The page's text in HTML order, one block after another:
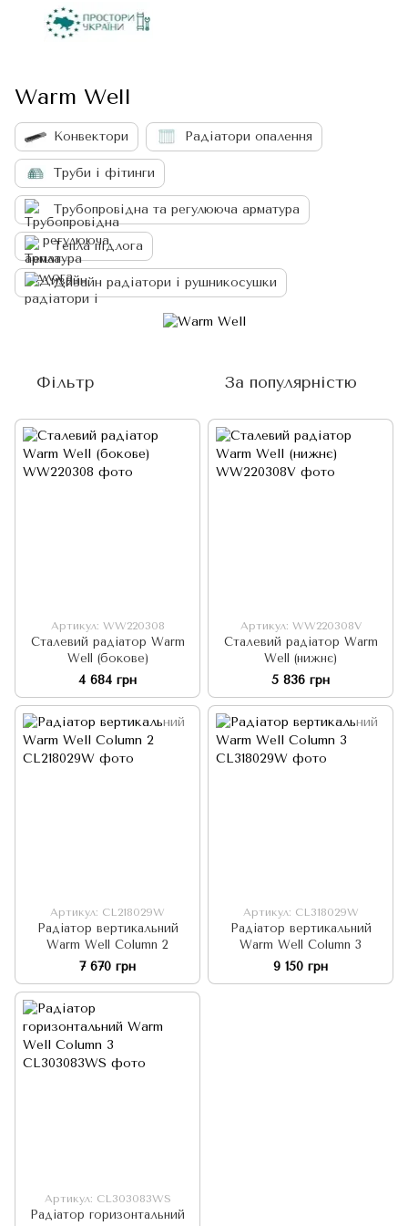
Warm Well
Конвектори Радіатори опалення
Труби і фітинги
Трубопровідна та регулююча арматура
Тепла підлога
Дизайн радіатори і рушникосушки
Фільтр За популярністю
Артикул: WW220308
Сталевий радіатор Warm
Well (бокове)
4 684 грн
Артикул: WW220308V
Сталевий радіатор Warm
Well (нижнє)
5 836 грн
Артикул: CL218029W
Радіатор вертикальний
Warm Well Column 2
7 670 грн
Артикул: CL318029W
Радіатор вертикальний
Warm Well Column 3
9 150 грн
Артикул: CL303083WS
Радіатор горизонтальний